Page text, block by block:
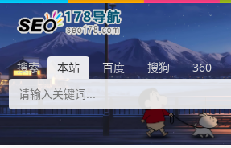
搜索 本站 百度 搜狗 360